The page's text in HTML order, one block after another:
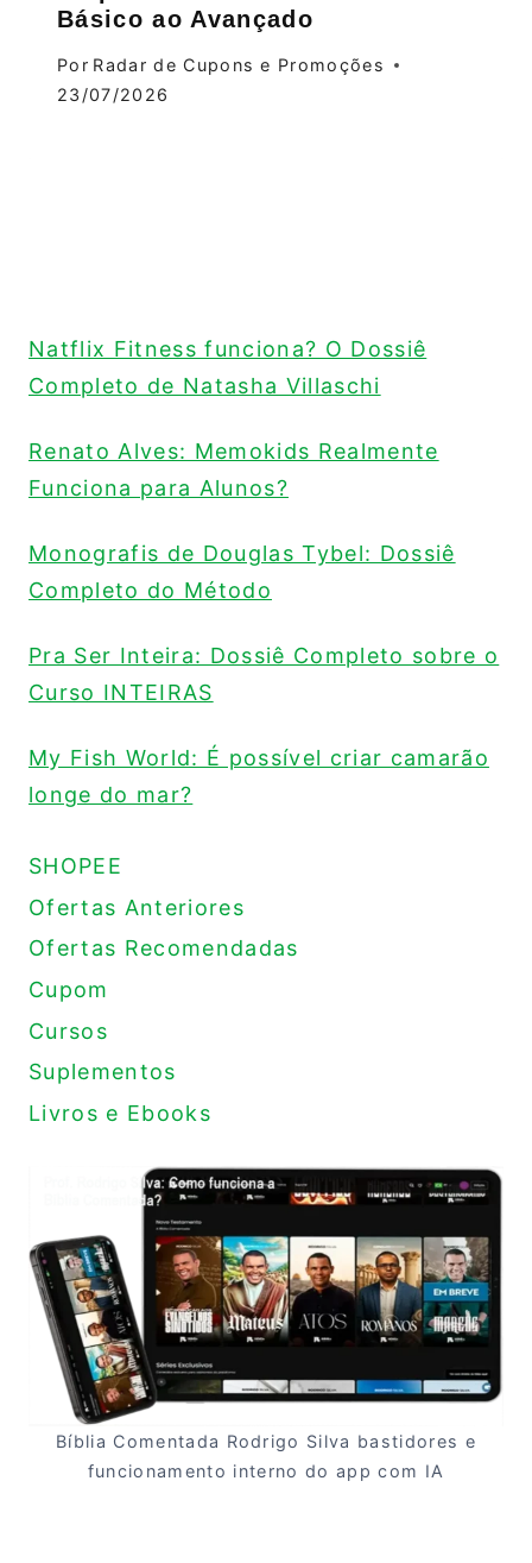
Básico ao Avançado
Por Radar de Cupons e Promoções
23/07/2026
Natflix Fitness funciona? O Dossiê
Completo de Natasha Villaschi
Renato Alves: Memokids Realmente
Funciona para Alunos?
Monografis de Douglas Tybel: Dossiê
Completo do Método
Pra Ser Inteira: Dossiê Completo sobre o
Curso INTEIRAS
My Fish World: É possível criar camarão
longe do mar?
SHOPEE
Ofertas Anteriores
Ofertas Recomendadas
Cupom
Cursos
Suplementos
Livros e Ebooks
Bíblia Comentada Rodrigo Silva bastidores e
funcionamento interno do app com IA